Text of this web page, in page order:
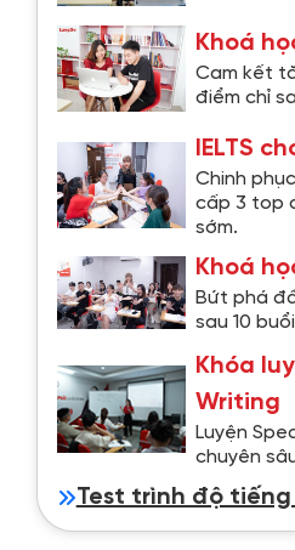
Khoá
Cam kết
điểm chỉ
IELTS
Chinh
cấp 3 top
sớm.
Khoá
Bứt phá
sau 10
Khóa
Writing
Luyện
chuyên
Test trình độ tiếng